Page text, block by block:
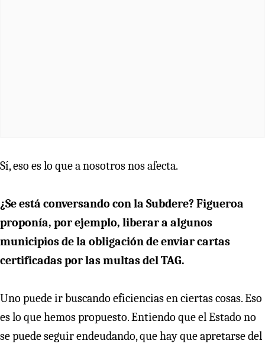
Sí, eso es lo que a nosotros nos afecta.
¿Se está conversando con la Subdere? Figueroa
proponía, por ejemplo, liberar a algunos
municipios de la obligación de enviar cartas
certificadas por las multas del TAG.
Uno puede ir buscando eficiencias en ciertas cosas. Eso
es lo que hemos propuesto. Entiendo que el Estado no
se puede seguir endeudando, que hay que apretarse del